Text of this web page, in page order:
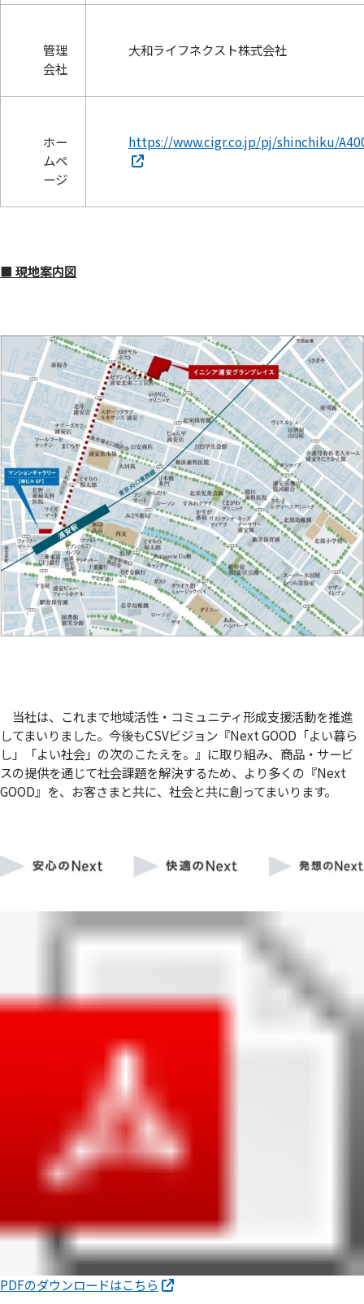
管理
会社
大和ライフネクスト株式会社
ホー
ムペ
ージ
https://www.cigr.co.jp/pj/shinchiku/
■ 現地案内図
当社は、これまで地域活性・コミュニティ形成支援活動を推進
してまいりました。今後もCSVビジョン『Next GOOD「よい暮ら
し」「よい社会」の次のこたえを。』に取り組み、商品・サービ
スの提供を通じて社会課題を解決するため、より多くの『Next
GOOD』を、お客さまと共に、社会と共に創ってまいります。
PDFのダウンロードはこちら